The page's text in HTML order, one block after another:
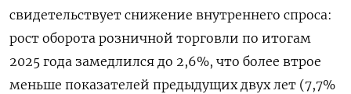
свидетельствует снижение внутреннего спроса:
рост оборота розничной торговли по итогам
2025 года замедлился до 2,6%, что более втрое
меньше показателей предыдущих двух лет (7,7%